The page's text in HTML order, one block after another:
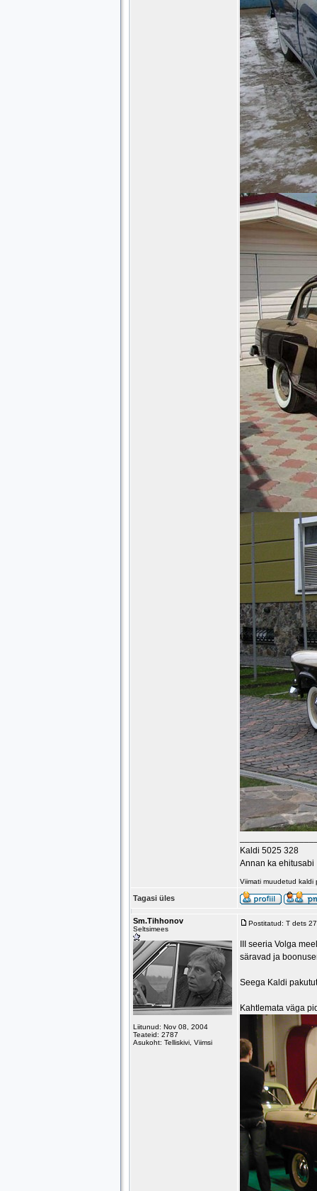
Kaldi 5025 328
Annan ka ehitusabi
Viimati muudetud kaldi
Tagasi üles
Sm.Tihhonov
Seltsimees
Liitunud: Nov 08, 2004
Teateid: 2787
Asukoht: Telliskivi, Viimsi
Postitatud: T dets
III seeria Volga
säravad ja
Seega Kaldi
Kahtlemata väga